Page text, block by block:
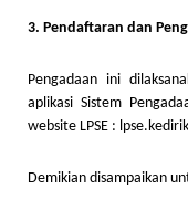
3. Pendaftaran dan
Pengadaan ini
aplikasi Sistem
website LPSE :
Demikian disampaikan